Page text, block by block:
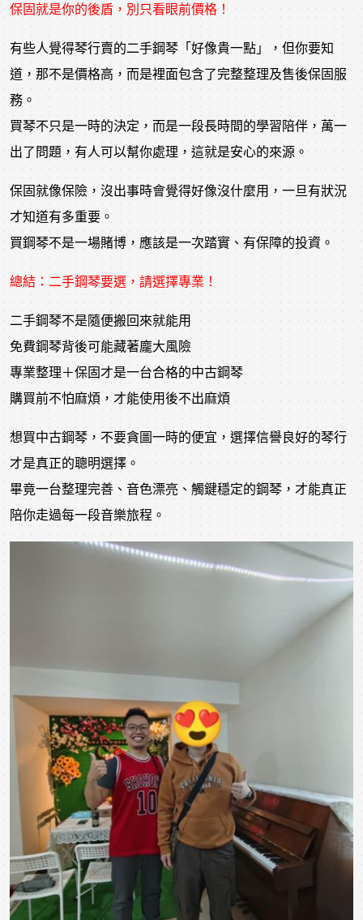
保固就是你的後盾，別只看眼前價格！
有些人覺得琴行賣的二手鋼琴「好像貴一點」，但你要知
道，那不是價格高，而是裡面包含了完整整理及售後保固服
務。
買琴不只是一時的決定，而是一段長時間的學習陪伴，萬一
出了問題，有人可以幫你處理，這就是安心的來源。
保固就像保險，沒出事時會覺得好像沒什麼用，一旦有狀況
才知道有多重要。
買鋼琴不是一場賭博，應該是一次踏實、有保障的投資。
總結： 二手鋼琴要選，請選擇專業！
二手鋼琴不是隨便搬回來就能用
免費鋼琴背後可能藏著龐大風險
專業整理＋保固才是一台合格的中古鋼琴
購買前不怕麻煩，才能使用後不出麻煩
想買中古鋼琴，不要貪圖一時的便宜，選擇信譽良好的琴行
才是真正的聰明選擇。
畢竟一台整理完善、音色漂亮、觸鍵穩定的鋼琴，才能真正
陪你走過每一段音樂旅程。